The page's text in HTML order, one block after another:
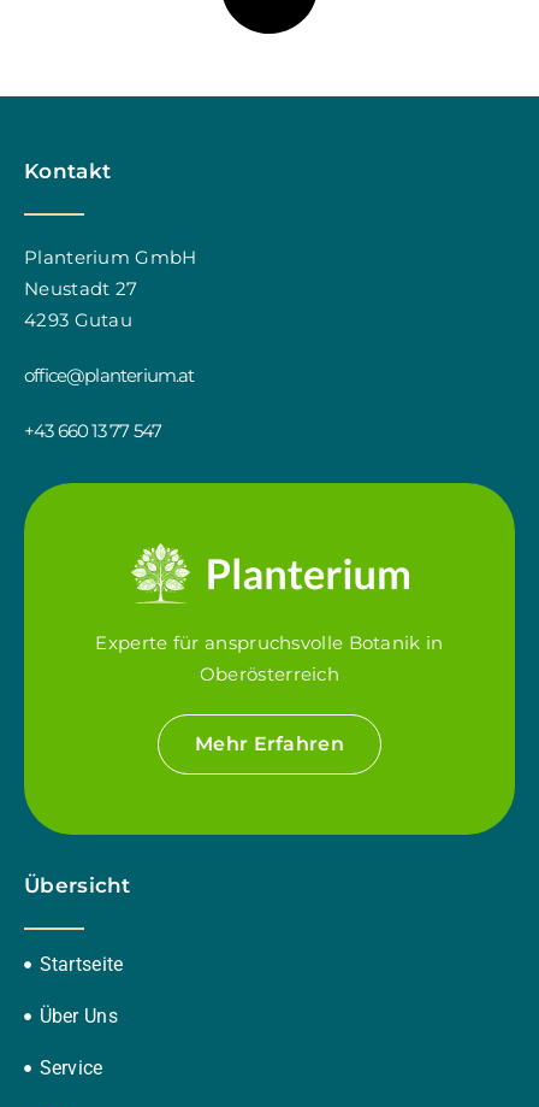
Kontakt
Planterium GmbH
Neustadt 27
4293 Gutau
office@planterium.at
+43 660 13 77 547
Experte für anspruchsvolle Botanik in
Oberösterreich
Mehr Erfahren
Übersicht
Startseite
Über Uns
Service